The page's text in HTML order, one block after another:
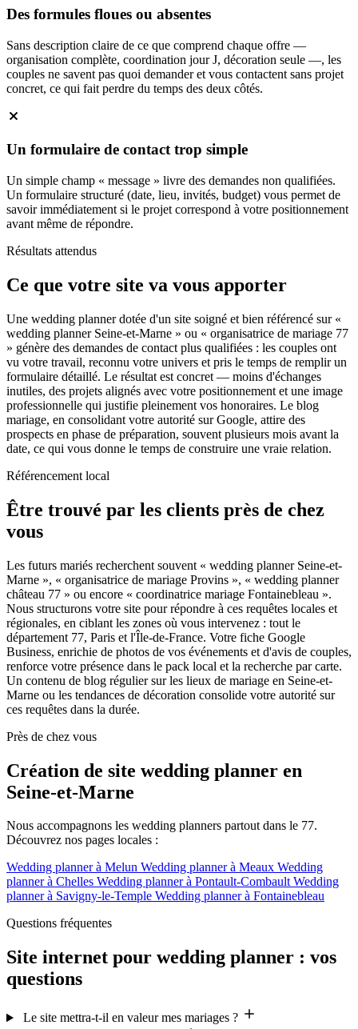
Des formules floues ou absentes
Sans description claire de ce que comprend chaque offre —
organisation complète, coordination jour J, décoration seule —, les
couples ne savent pas quoi demander et vous contactent sans projet
concret, ce qui fait perdre du temps des deux côtés.
Un formulaire de contact trop simple
Un simple champ « message » livre des demandes non qualifiées.
Un formulaire structuré (date, lieu, invités, budget) vous permet de
savoir immédiatement si le projet correspond à votre positionnement
avant même de répondre.
Résultats attendus
Ce que votre site va vous apporter
Une wedding planner dotée d'un site soigné et bien référencé sur «
wedding planner Seine-et-Marne » ou « organisatrice de mariage 77
» génère des demandes de contact plus qualifiées : les couples ont
vu votre travail, reconnu votre univers et pris le temps de remplir un
formulaire détaillé. Le résultat est concret — moins d'échanges
inutiles, des projets alignés avec votre positionnement et une image
professionnelle qui justifie pleinement vos honoraires. Le blog
mariage, en consolidant votre autorité sur Google, attire des
prospects en phase de préparation, souvent plusieurs mois avant la
date, ce qui vous donne le temps de construire une vraie relation.
Référencement local
Être trouvé par les clients près de chez
vous
Les futurs mariés recherchent souvent « wedding planner Seine-et-
Marne », « organisatrice de mariage Provins », « wedding planner
château 77 » ou encore « coordinatrice mariage Fontainebleau ».
Nous structurons votre site pour répondre à ces requêtes locales et
régionales, en ciblant les zones où vous intervenez : tout le
département 77, Paris et l'Île-de-France. Votre fiche Google
Business, enrichie de photos de vos événements et d'avis de couples,
renforce votre présence dans le pack local et la recherche par carte.
Un contenu de blog régulier sur les lieux de mariage en Seine-et-
Marne ou les tendances de décoration consolide votre autorité sur
ces requêtes dans la durée.
Près de chez vous
Création de site wedding planner en
Seine-et-Marne
Nous accompagnons les wedding planners partout dans le 77.
Découvrez nos pages locales :
Wedding planner à Melun Wedding planner à Meaux Wedding
planner à Chelles Wedding planner à Pontault-CombaultWedding
planner à Savigny-le-Temple Wedding planner à Fontainebleau
Questions fréquentes
Site internet pour wedding planner : vos
questions
Le site mettra-t-il en valeur mes mariages ?